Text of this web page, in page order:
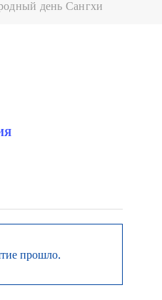
день Сангхи
прошло.